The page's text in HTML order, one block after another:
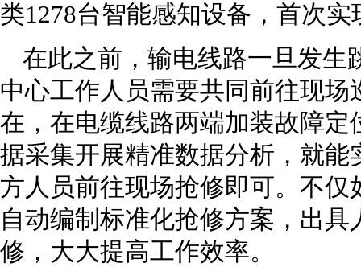
类1278台智能感知设备，首次
在此之前，输电线路一旦发生
中心工作人员需要共同前往现
在，在电缆线路两端加装故障
据采集开展精准数据分析，就
方人员前往现场抢修即可。不
自动编制标准化抢修方案，出
修，大大提高工作效率。